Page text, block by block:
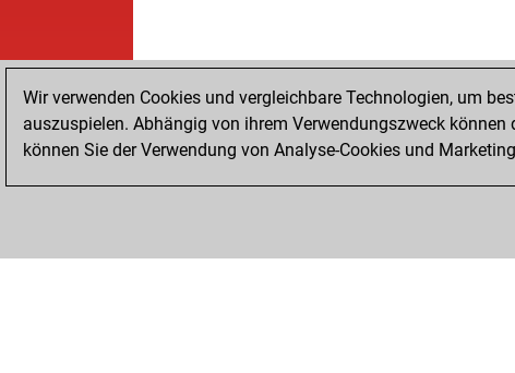
Wir verwenden Cookies und vergleichbare Technologien, um
auszuspielen. Abhängig von ihrem Verwendungszweck
können Sie der Verwendung von Analyse-Cookies und